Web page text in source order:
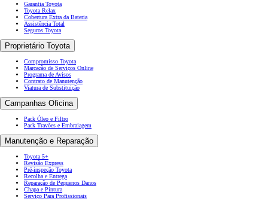
Garantia Toyota
Toyota Relax
Cobertura Extra da Bateria
Assistência Total
Seguros Toyota
Proprietário Toyota
Compromisso Toyota
Marcação de Serviços Online
Programa de Avisos
Contrato de Manutenção
Viatura de Substituição
Campanhas Oficina
Pack Óleo e Filtro
Pack Travões e Embraiagem
Manutenção e Reparação
Toyota 5+
Revisão Express
Pré-inspeção Toyota
Recolha e Entrega
Reparação de Pequenos Danos
Chapa e Pintura
Serviço Para Profissionais